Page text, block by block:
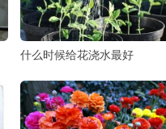
什么时候给花浇水最好